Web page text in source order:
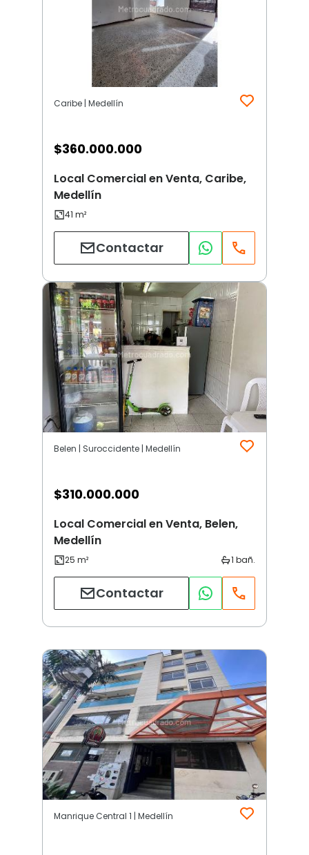
Caribe | Medellín
$360.000.000
Local Comercial en Venta, Caribe,
Medellín
Contactar
Belen | Suroccidente | Medellín
$310.000.000
Local Comercial en Venta, Belen,
Medellín
Contactar
Manrique Central 1 | Medellín